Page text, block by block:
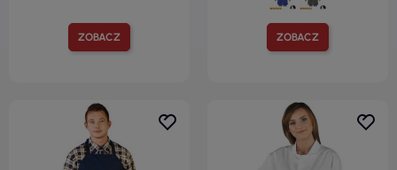
ZOBACZ ZOBACZ